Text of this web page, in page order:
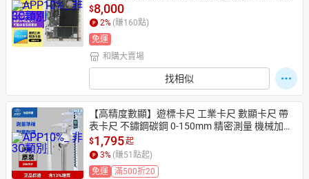
驅動 二次開發專用
$8,000
2% (賺160點)
免運
和購大賣場
找相似
【高精度數顯】遊標卡尺 工業卡尺 數顯卡尺 帶
表卡尺 不鏽鋼碳鋼 0-150mm 精密測量 機械加工
檢測必備
$1,795起
3% (賺51 點起)
免運
滿500折20